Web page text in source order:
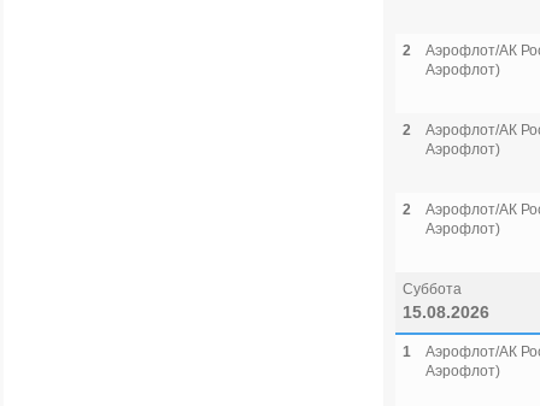
2
Аэрофлот/АК
Аэрофлот)
2
Аэрофлот/АК
Аэрофлот)
2
Аэрофлот/АК
Аэрофлот)
Суббота
15.08.2026
1
Аэрофлот/АК
Аэрофлот)